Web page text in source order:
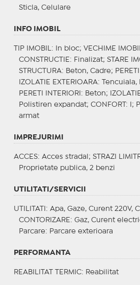
Sticla, Celulare
INFO IMOBIL
TIP IMOBIL : In bloc; VECHIME IMOBIL
CONSTRUCTIE : Finalizat; STARE
STRUCTURA: Beton, Cadre;
IZOLATIE EXTERIOARA: Tencuiala,
PERETI INTERIORI : Beton;
Polistiren expandat; CONFORT : I;
armat
IMPREJURIMI
ACCES: Acces stradal; STRAZI
Proprietate publica, 2 benzi
UTILITATI/SERVICII
UTILITATI : Apa, Gaze, Curent 220V,
CONTORIZARE : Gaz, Curent
Parcare: Parcare exterioara
PERFORMANTA
REABILITAT TERMIC: Reabilitat